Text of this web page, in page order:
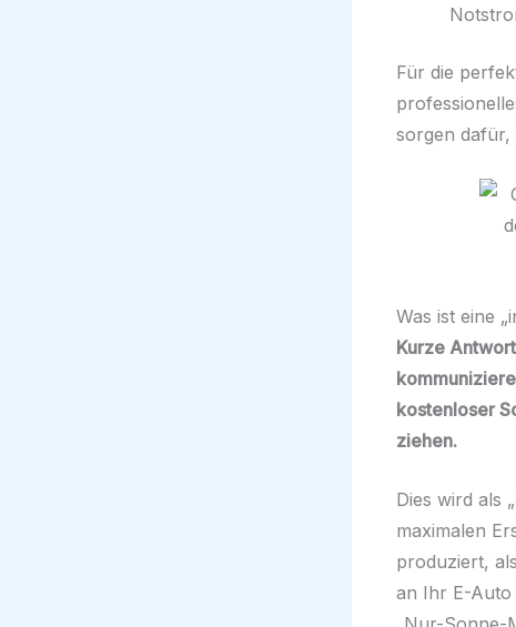
Für die
sorgen dafür,
Was ist eine
Kurze
kostenloser
ziehen.
Dies wird als
maximalen
produziert,
an Ihr E-Auto